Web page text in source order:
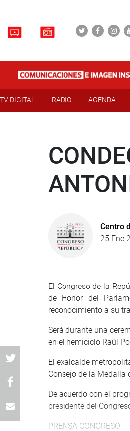
TV DIGITAL RADIO AGENDA
Centro
25 Ene
El Congreso de la
de Honor del
reconocimiento a su
Será durante una
en el hemiciclo Raúl
El exalcalde
Consejo de la Medalla
De acuerdo con el
presidente del
PRENSA CONGRESO